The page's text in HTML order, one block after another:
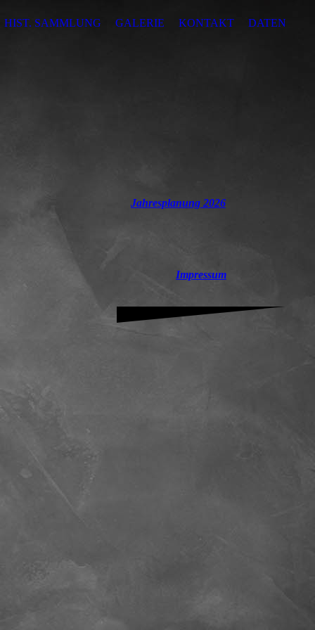
HIST. SAMMLUNG GALERIE KONTAKT
Jahresplanung 2026
Impressum